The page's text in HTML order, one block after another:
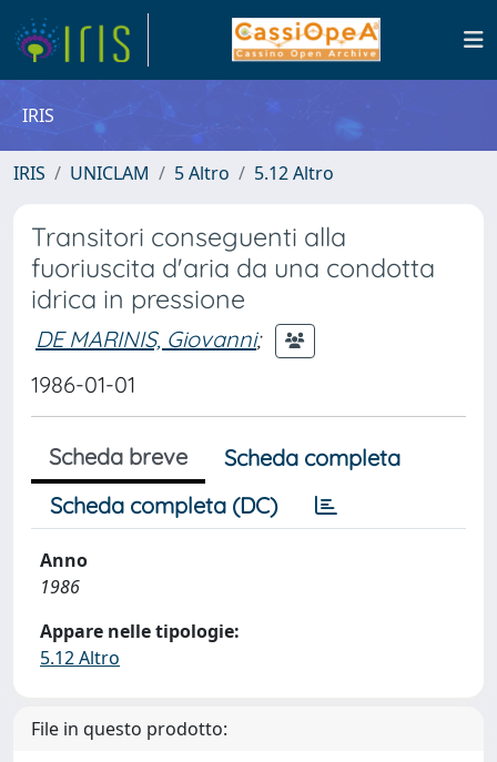
IRIS
IRIS UNICLAM 5 Altro 5.12 Altro
Transitori conseguenti alla
fuoriuscita d'aria da una condotta
idrica in pressione
DE MARINIS, Giovanni;
1986-01-01
Scheda breve
Scheda completa
Scheda completa (DC)
Anno
1986
Appare nelle tipologie:
5.12 Altro
File in questo prodotto: